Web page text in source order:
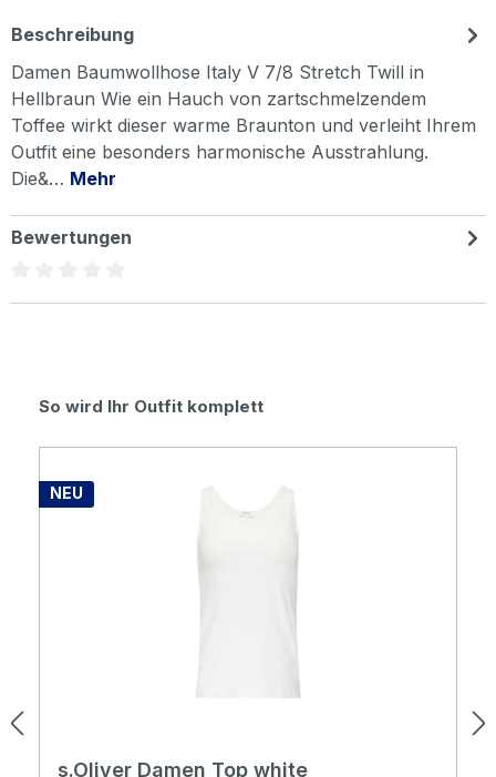
Beschreibung
Damen Baumwollhose Italy V 7/8 Stretch Twill in
Hellbraun Wie ein Hauch von zartschmelzendem
Toffee wirkt dieser warme Braunton und verleiht Ihrem
Outfit eine besonders harmonische Ausstrahlung.
Die&… Mehr
Bewertungen
Produktgalerie überspringen
So wird Ihr Outfit komplett
NEU
s.Oliver Damen Top white